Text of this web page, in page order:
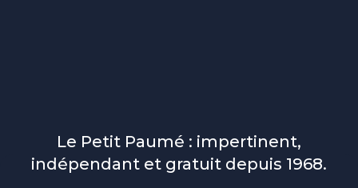
Le Petit Paumé : impertinent,
indépendant et gratuit depuis 1968.